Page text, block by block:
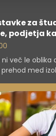
za
podjetja
več le oblika
med
Generacija Z
kjer mladi
iščejo